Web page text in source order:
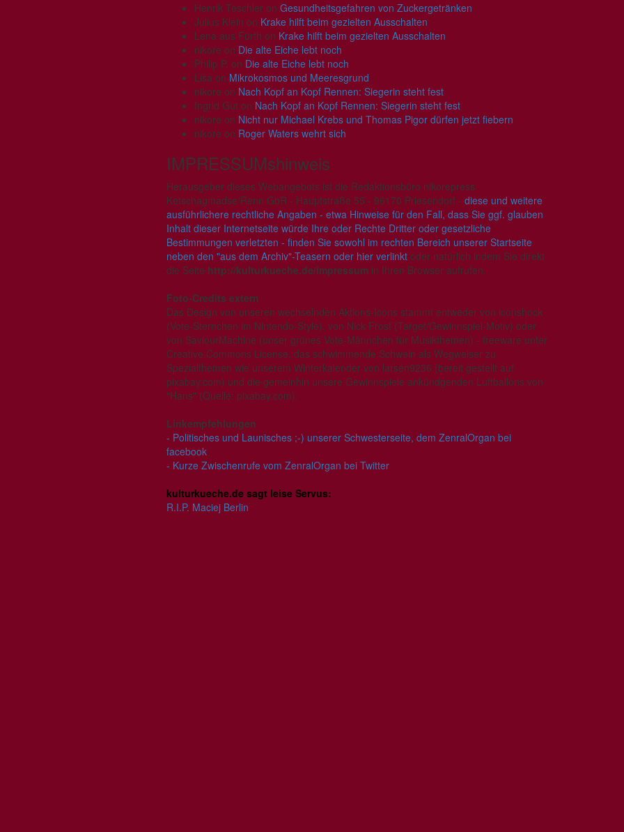
Henrik Teschler on Gesundheitsgefahren von Zuckergetränken
Julius Klein on Krake hilft beim gezielten Ausschalten
Lena aus Fürth on Krake hilft beim gezielten Ausschalten
nikore on Die alte Eiche lebt noch
Philip P. on Die alte Eiche lebt noch
Lisa on Mikrokosmos und Meeresgrund
nikore on Nach Kopf an Kopf Rennen: Siegerin steht fest
Ingrid Gut on Nach Kopf an Kopf Rennen: Siegerin steht fest
nikore on Nicht nur Michael Krebs und Thomas Pigor dürfen jetzt fiebern
nikore on Roger Waters wehrt sich
IMPRESSUMshinweis
Herausgeber dieses Webangebots ist die Redaktionsbüro nikorepress
Ketschagmadse/Renn GbR - Hauptstraße 55 - 96170 Priesendorf - diese und weitere
ausführlichere rechtliche Angaben - etwa Hinweise für den Fall, dass Sie ggf. glauben
Inhalt dieser Internetseite würde Ihre oder Rechte Dritter oder gesetzliche
Bestimmungen verletzten - finden Sie sowohl im rechten Bereich unserer Startseite
neben den "aus dem Archiv"-Teasern oder hier verlinkt oder natürlich indem Sie direkt
die Seite http://kulturkueche.de/impressum in Ihren Browser aufrufen.
Foto-Credits extern
Das Design von unseren wechselnden Aktions-Icons stammt entweder von iconshock
(Vote-Sternchen im Nintendo-Style), von Nick Frost (Target/Gewinnspiel-Motiv) oder
von SaviourMachine (unser grünes Vote-Männchen für Musikthemen) - freeware unter
Creative Commons License, das schwimmende Schwein als Wegweiser zu
Spezialthemen wie unserem Winterkalender von larsen9236 (bereit gestellt auf
pixabay.com) und die gemeinhin unsere Gewinnspiele ankündgenden Luftballons von
"Hans" (Quelle: pixabay.com).
Linkempfehlungen
- Politisches und Launisches ;-) unserer Schwesterseite, dem ZenralOrgan bei
facebook
- Kurze Zwischenrufe vom ZenralOrgan bei Twitter
kulturkueche.de sagt leise Servus:
R.I.P. Maciej Berlin